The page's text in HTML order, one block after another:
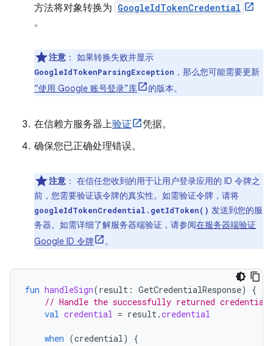
方法将对象转换为 GoogleIdTokenCredential
。
注意 ： 如果转换失败并显示
GoogleIdTokenParsingException ，那么您可能需要更新
“使用 Google 账号登录”库
的版本。
在信赖方服务器上验证
凭据。
确保您已正确处理错误。
注意 ： 在信任您收到的用于让用户登录应用的 ID 令牌之
前，您需要验证该令牌的真实性。如需验证令牌，请将
googleIdTokenCredential.getIdToken() 发送到您的服
务器。如需详细了解服务器端验证，请参阅在服务器端验证
Google ID 令牌
。
fun handleSign(result : GetCredentialResponse)
{
// Handle the successfully returned credential.
val credential = result.credential
when (credential)
{